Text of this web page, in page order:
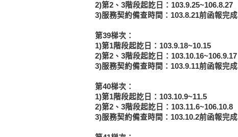
2)第2、3階段起訖日：103.9.25~106.8.27
3)服務契約備查時間：103.8.21前函報完成
第39梯次：
1)第1階段起訖日：103.9.18~10.15
2)第2、3階段起訖日：103.10.16~106.9.17
3)服務契約備查時間：103.9.11前函報完成
第40梯次：
1)第1階段起訖日：103.10.9~11.5
2)第2、3階段起訖日：103.11.6~106.10.8
3)服務契約備查時間：103.10.2前函報完成